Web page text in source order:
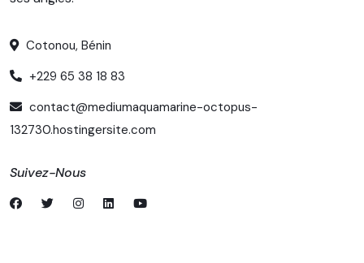
Cotonou, Bénin
+229 65 38 18 83
contact@mediumaquamarine-octopus-
132730.hostingersite.com
Suivez-Nous